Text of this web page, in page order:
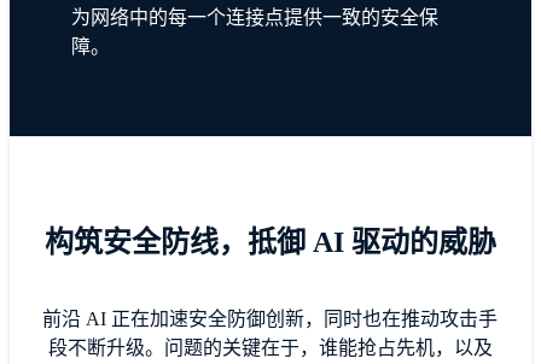
为网络中的每一个连接点提供一致的安全保
障。
构筑安全防线，抵御 AI 驱动的威胁
前沿 AI 正在加速安全防御创新，同时也在推动攻击手
段不断升级。问题的关键在于，谁能抢占先机，以及